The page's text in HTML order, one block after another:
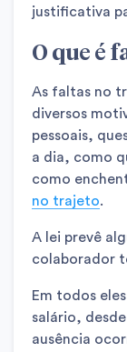
justificativa
O que é
As faltas no
diversos
pessoais,
a dia, como
como
no trajeto.
A lei prevê
colaborador
Em todos
salário,
ausência